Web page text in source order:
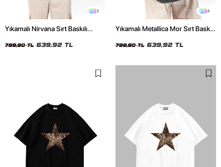
2
Yıkamalı Nirvana Sırt Baskılı
799,90 TL 639,92 TL
4
Yıkamalı Metallica Mor Sırt Baskılı
799,90 TL 639,92 TL